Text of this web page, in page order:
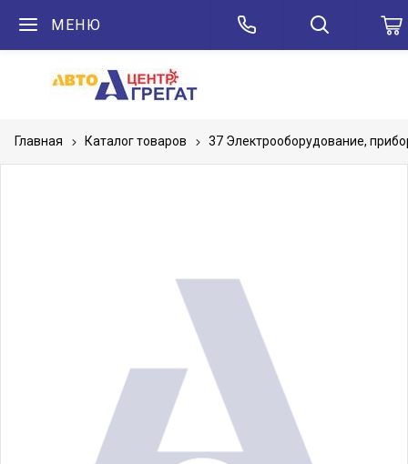
МЕНЮ
Главная Каталог товаров 37 Электрооборудование,